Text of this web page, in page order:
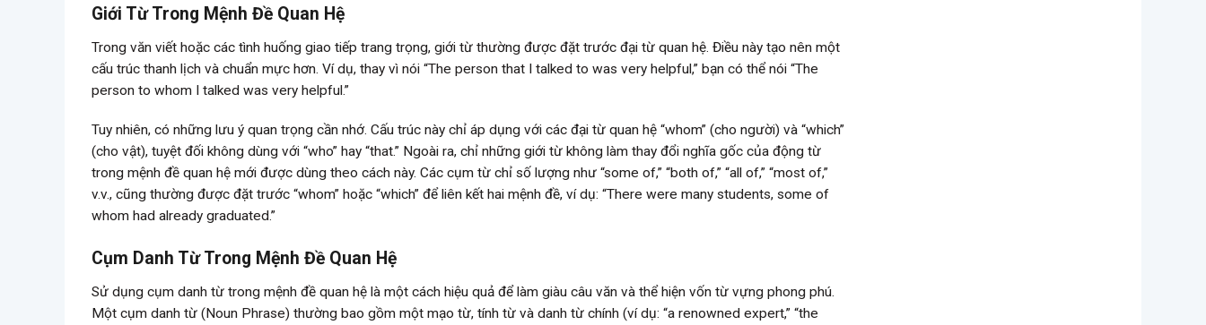
Giới Từ Trong Mệnh Đề Quan Hệ
Trong văn viết hoặc các tình huống giao tiếp trang trọng, giới từ thường được đặt trước đại từ quan hệ. Điều này tạo nên một
cấu trúc thanh lịch và chuẩn mực hơn. Ví dụ, thay vì nói “The person that I talked to was very helpful,” bạn có thể nói “The
person to whom I talked was very helpful.”
Tuy nhiên, có những lưu ý quan trọng cần nhớ. Cấu trúc này chỉ áp dụng với các đại từ quan hệ “whom” (cho người) và “which”
(cho vật), tuyệt đối không dùng với “who” hay “that.” Ngoài ra, chỉ những giới từ không làm thay đổi nghĩa gốc của động từ
trong mệnh đề quan hệ mới được dùng theo cách này. Các cụm từ chỉ số lượng như “some of,” “both of,” “all of,” “most of,”
v.v., cũng thường được đặt trước “whom” hoặc “which” để liên kết hai mệnh đề, ví dụ: “There were many students, some of
whom had already graduated.”
Cụm Danh Từ Trong Mệnh Đề Quan Hệ
Sử dụng cụm danh từ trong mệnh đề quan hệ là một cách hiệu quả để làm giàu câu văn và thể hiện vốn từ vựng phong phú.
Một cụm danh từ (Noun Phrase) thường bao gồm một mạo từ, tính từ và danh từ chính (ví dụ: “a renowned expert,” “the